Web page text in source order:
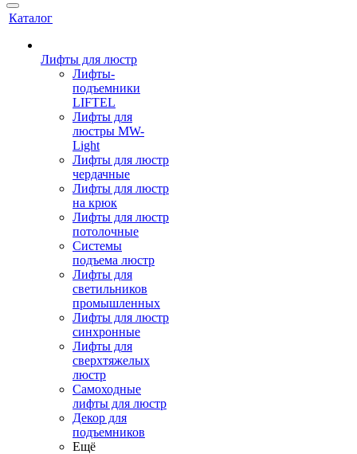
Каталог
Лифты для люстр
Лифты-
подъемники
LIFTEL
Лифты для
люстры MW-
Light
Лифты для люстр
чердачные
Лифты для люстр
на крюк
Лифты для люстр
потолочные
Системы
подъема люстр
Лифты для
светильников
промышленных
Лифты для люстр
синхронные
Лифты для
сверхтяжелых
люстр
Самоходные
лифты для люстр
Декор для
подъемников
Ещё